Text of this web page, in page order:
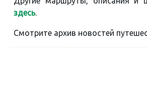
здесь.
Смотрите архив новостей